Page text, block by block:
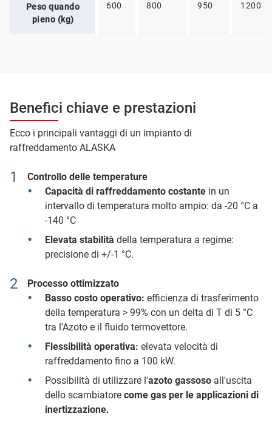
Peso quando
pieno (kg)
600 800 950 1200
Benefici chiave e prestazioni
Ecco i principali vantaggi di un impianto di
raffreddamento ALASKA
Controllo delle temperature
Capacità di raffreddamento costantein un
intervallo di temperatura molto ampio: da -20 °C a
-140 °C
Elevata stabilità della temperatura a regime:
precisione di +/-1 °C.
Processo ottimizzato
Basso costo operativo: efficienza di trasferimento
della temperatura > 99% con un delta di T di 5 °C
tra l'Azoto e il fluido termovettore.
Flessibilità operativa: elevata velocità di
raffreddamento fino a 100 kW.
Possibilità di utilizzare l'azoto gassosoall'uscita
dello scambiatore come gas per le applicazioni di
inertizzazione.